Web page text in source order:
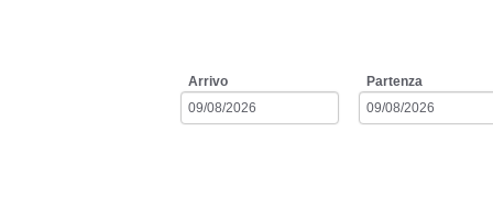
Arrivo Partenza